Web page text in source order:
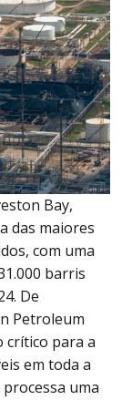
Bay,
das maiores
com uma
barris
De
Petroleum
crítico para a
em toda a
uma